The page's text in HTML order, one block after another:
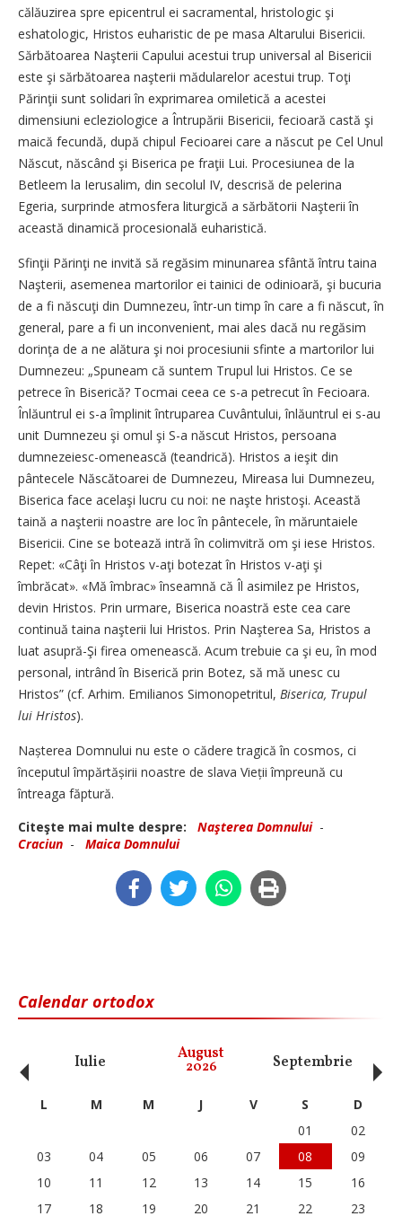
călăuzirea spre epicentrul ei sacramental, hristologic şi
eshatologic, Hristos euharistic de pe masa Altarului Bisericii.
Sărbătoarea Naşterii Capului acestui trup universal al Bisericii
este şi sărbătoarea naşterii mădularelor acestui trup. Toţi
Părinţii sunt solidari în exprimarea omiletică a acestei
dimensiuni ecleziologice a Întrupării Bisericii, fecioară castă şi
maică fecundă, după chipul Fecioarei care a născut pe Cel Unul
Născut, născând şi Biserica pe fraţii Lui. Procesiunea de la
Betleem la Ierusalim, din secolul IV, descrisă de pelerina
Egeria, surprinde atmosfera liturgică a sărbătorii Naşterii în
această dinamică procesională euharistică.
Sfinţii Părinţi ne invită să regăsim minunarea sfântă întru taina
Naşterii, asemenea martorilor ei tainici de odinioară, şi bucuria
de a fi născuţi din Dumnezeu, într-un timp în care a fi născut, în
general, pare a fi un inconvenient, mai ales dacă nu regăsim
dorinţa de a ne alătura şi noi procesiunii sfinte a martorilor lui
Dumnezeu: „Spuneam că suntem Trupul lui Hristos. Ce se
petrece în Biserică? Tocmai ceea ce s-a petrecut în Fecioara.
Înlăuntrul ei s-a împlinit întruparea Cuvântului, înlăuntrul ei s-au
unit Dumnezeu şi omul şi S-a născut Hristos, persoana
dumnezeiesc-omenească (teandrică). Hristos a ieşit din
pântecele Născătoarei de Dumnezeu, Mireasa lui Dumnezeu,
Biserica face acelaşi lucru cu noi: ne naşte hristoşi. Această
taină a naşterii noastre are loc în pântecele, în măruntaiele
Bisericii. Cine se botează intră în colimvitră om şi iese Hristos.
Repet: «Câţi în Hristos v-aţi botezat în Hristos v-aţi şi
îmbrăcat». «Mă îmbrac» înseamnă că Îl asimilez pe Hristos,
devin Hristos. Prin urmare, Biserica noastră este cea care
continuă taina naşterii lui Hristos. Prin Naşterea Sa, Hristos a
luat asupră-Şi firea omenească. Acum trebuie ca şi eu, în mod
personal, intrând în Biserică prin Botez, să mă unesc cu
Hristos” (cf. Arhim. Emilianos Simonopetritul, Biserica, Trupul
lui Hristos).
Nașterea Domnului nu este o cădere tragică în cosmos, ci
începutul împărtășirii noastre de slava Vieții împreună cu
întreaga făptură.
Citeşte mai multe despre:
Naşterea Domnului-
Craciun - Maica Domnului
Calendar ortodox
Iulie August
2026 Septembrie
‹ L M M J V S
D
01
02
03
04 05 06 07 08
09
10
11 12 13 14 15
16
17
18 19 20 21 22
23